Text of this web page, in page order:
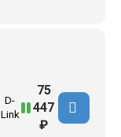
D-
Link
75
447
₽